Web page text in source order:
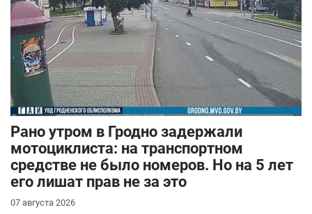
Рано утром в Гродно задержали
мотоциклиста: на транспортном
средстве не было номеров. Но на 5 лет
его лишат прав не за это
07 августа 2026